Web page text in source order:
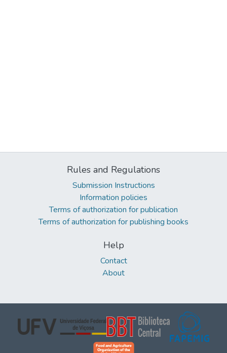
Rules and Regulations
Submission Instructions
Information policies
Terms of authorization for publication
Terms of authorization for publishing books
Help
Contact
About